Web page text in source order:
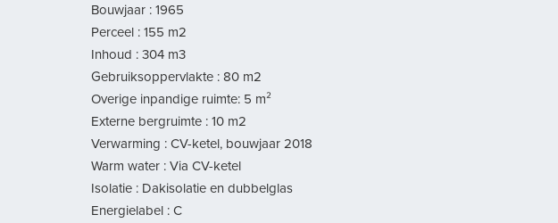
Bouwjaar : 1965
Perceel : 155 m2
Inhoud : 304 m3
Gebruiksoppervlakte : 80 m2
Overige inpandige ruimte: 5 m²
Externe bergruimte : 10 m2
Verwarming : CV-ketel, bouwjaar 2018
Warm water : Via CV-ketel
Isolatie : Dakisolatie en dubbelglas
Energielabel : C